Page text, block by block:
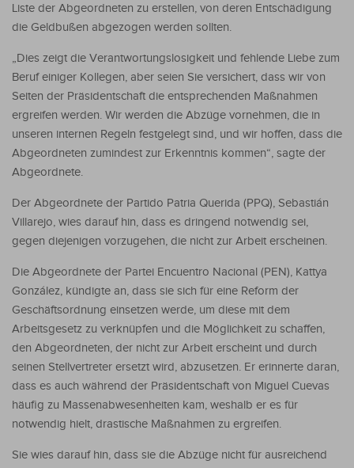
Liste der Abgeordneten zu erstellen, von deren Entschädigung
die Geldbußen abgezogen werden sollten.
„Dies zeigt die Verantwortungslosigkeit und fehlende Liebe zum
Beruf einiger Kollegen, aber seien Sie versichert, dass wir von
Seiten der Präsidentschaft die entsprechenden Maßnahmen
ergreifen werden. Wir werden die Abzüge vornehmen, die in
unseren internen Regeln festgelegt sind, und wir hoffen, dass die
Abgeordneten zumindest zur Erkenntnis kommen“, sagte der
Abgeordnete.
Der Abgeordnete der Partido Patria Querida (PPQ), Sebastián
Villarejo, wies darauf hin, dass es dringend notwendig sei,
gegen diejenigen vorzugehen, die nicht zur Arbeit erscheinen.
Die Abgeordnete der Partei Encuentro Nacional (PEN), Kattya
González, kündigte an, dass sie sich für eine Reform der
Geschäftsordnung einsetzen werde, um diese mit dem
Arbeitsgesetz zu verknüpfen und die Möglichkeit zu schaffen,
den Abgeordneten, der nicht zur Arbeit erscheint und durch
seinen Stellvertreter ersetzt wird, abzusetzen. Er erinnerte daran,
dass es auch während der Präsidentschaft von Miguel Cuevas
häufig zu Massenabwesenheiten kam, weshalb er es für
notwendig hielt, drastische Maßnahmen zu ergreifen.
Sie wies darauf hin, dass sie die Abzüge nicht für ausreichend